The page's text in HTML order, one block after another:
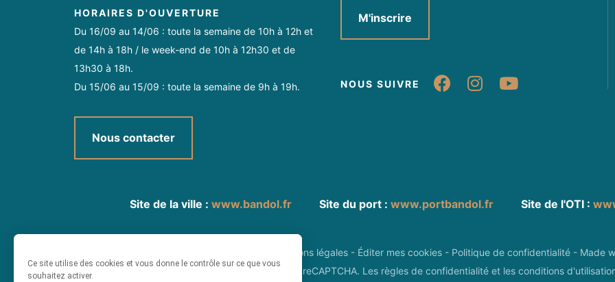
HORAIRES D'OUVERTURE
Du 16/09 au 14/06 : toute la semaine de 10h à 12h et
de 14h à 18h / le week-end de 10h à 12h30 et de
13h30 à 18h.
Du 15/06 au 15/09 : toute la semaine de 9h à 19h.
Nous contacter
M'inscrire
NOUS SUIVRE Suivez-nous sur
Suivez-nous
Suivez-
Site de la ville : www.bandol.fr Site du port : www.portbandol.fr Site de l'OTI :
Informations légales - Éditer mes cookies - Politique de confidentialité - Made
Ce site est protégé par reCAPTCHA. Les règles de confidentialité et les conditions
Ce site utilise des cookies et vous donne le contrôle sur ce que vous
souhaitez activer.